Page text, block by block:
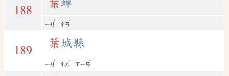
188
葉蟬
ㄧㄝ
ˋ
ㄔㄢ
ˊ
189
葉城縣
ㄧㄝ
ˋ
ㄔㄥ
ˊ
ㄒㄧㄢ
ˋ